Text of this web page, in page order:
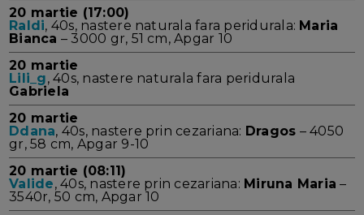
20 martie (17:00)
Raldi, 40s, nastere naturala fara peridurala: Maria
Bianca – 3000 gr, 51 cm, Apgar 10
20 martie
Lili_g, 40s, nastere naturala fara peridurala
Gabriela
20 martie
Ddana, 40s, nastere prin cezariana: Dragos – 4050
gr, 58 cm, Apgar 9-10
20 martie (08:11)
Valide, 40s, nastere prin cezariana: Miruna Maria –
3540r, 50 cm, Apgar 10